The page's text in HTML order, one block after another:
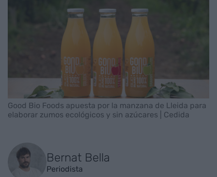
Good Bio Foods apuesta por la manzana de Lleida para
elaborar zumos ecológicos y sin azúcares | Cedida
Bernat Bella
Periodista